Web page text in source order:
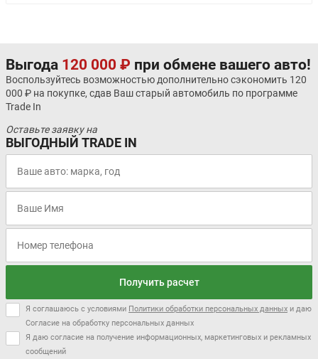
Выгода 120 000 ₽ при обмене вашего авто!
Воспользуйтесь возможностью дополнительно сэкономить 120
000 ₽ на покупке, сдав Ваш старый автомобиль по программе
Trade In
Оставьте заявку на
ВЫГОДНЫЙ TRADE IN
Получить расчет
Я соглашаюсь с условиями Политики обработки персональных данных и даю
Согласие на обработку персональных данных
Я даю согласие на получение информационных, маркетинговых и рекламных
сообщений